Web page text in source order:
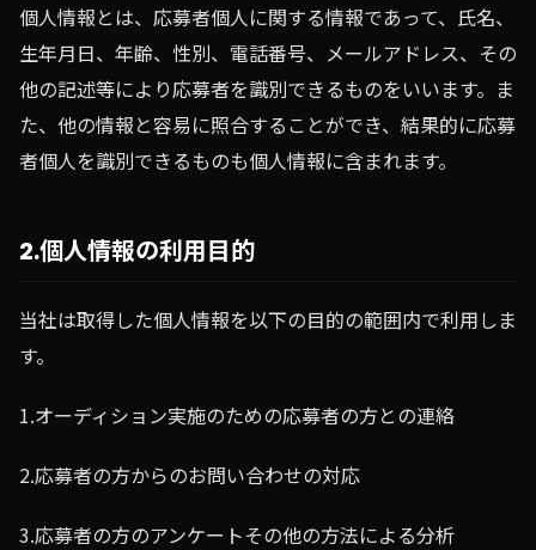
個人情報とは、応募者個人に関する情報であって、氏名、
生年月日、年齢、性別、電話番号、メールアドレス、その
他の記述等により応募者を識別できるものをいいます。ま
た、他の情報と容易に照合することができ、結果的に応募
者個人を識別できるものも個人情報に含まれます。
2.個人情報の利用目的
当社は取得した個人情報を以下の目的の範囲内で利用しま
す。
1.オーディション実施のための応募者の方との連絡
2.応募者の方からのお問い合わせの対応
3.応募者の方のアンケートその他の方法による分析